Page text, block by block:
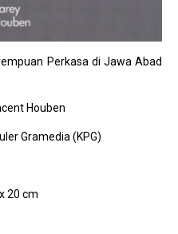
Perkasa di Jawa Abad
Houben
Gramedia (KPG)
cm